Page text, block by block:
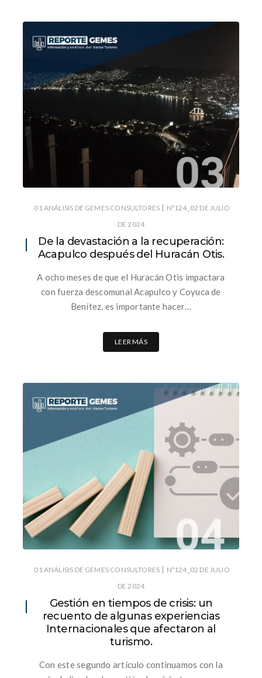
01 ANÁLISIS DE GEMES CONSULTORES | Nº124_02 DE JULIO
DE 2024
De la devastación a la recuperación:
Acapulco después del Huracán Otis.
A ocho meses de que el Huracán Otis impactara
con fuerza descomunal Acapulco y Coyuca de
Benítez, es importante hacer…
LEER MÁS
01 ANÁLISIS DE GEMES CONSULTORES | Nº124_02 DE JULIO
DE 2024
Gestión en tiempos de crisis: un
recuento de algunas experiencias
Internacionales que afectaron al
turismo.
Con este segundo artículo continuamos con la